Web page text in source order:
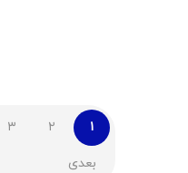
۱ ۲ ۳
بعدی